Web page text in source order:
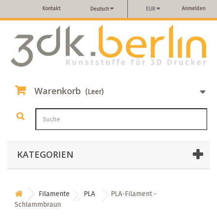
Anmelden
EUR
Deutsch
Kontakt
Warenkorb (Leer)
KATEGORIEN
Filamente PLA
PLA-Filament -
Schlammbraun